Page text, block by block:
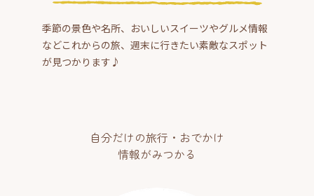
季節の景色や名所、おいしいスイーツやグルメ情報
などこれからの旅、週末に行きたい素敵なスポット
が見つかります♪
自分だけの旅行・おでかけ
情報がみつかる